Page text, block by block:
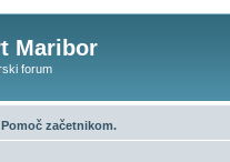
Maribor
forum
Pomoč začetnikom.